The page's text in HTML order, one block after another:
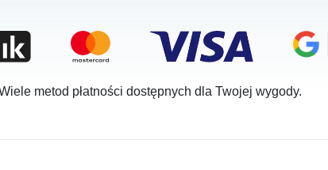
metod płatności dostępnych dla Twojej wygody.